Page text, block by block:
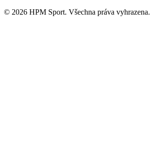
© 2026 HPM Sport. Všechna práva vyhrazena.